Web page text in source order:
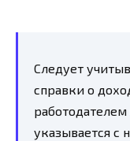
Следует
справки о
указывается с